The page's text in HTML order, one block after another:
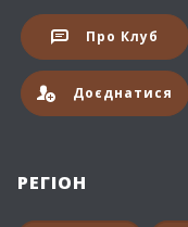
Про Клуб
Доєднатися
РЕГІОН